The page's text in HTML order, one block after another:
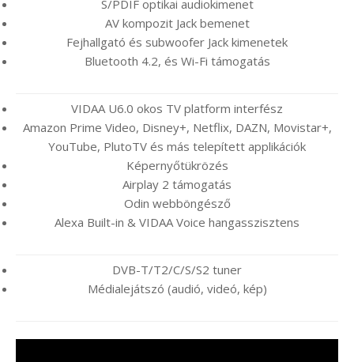
S/PDIF optikai audiokimenet
AV kompozit Jack bemenet
Fejhallgató és subwoofer Jack kimenetek
Bluetooth 4.2, és Wi-Fi támogatás
VIDAA U6.0 okos TV platform interfész
Amazon Prime Video, Disney+, Netflix, DAZN, Movistar+,
YouTube, PlutoTV és más telepített applikációk
Képernyőtükrözés
Airplay 2 támogatás
Odin webböngésző
Alexa Built-in & VIDAA Voice hangasszisztens
DVB-T/T2/C/S/S2 tuner
Médialejátszó (audió, videó, kép)